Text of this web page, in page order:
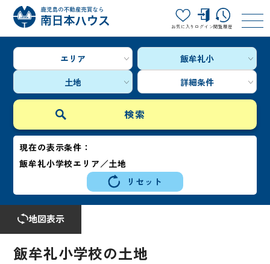
お気に入り ログイン閲覧履歴
エリア
飯牟礼小
土地
詳細条件
現在の表示条件：
飯牟礼小学校エリア／土地
リセット
地図表示
飯牟礼小学校の土地